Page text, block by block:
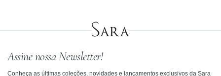
Assine nossa Newsletter!
Conheça as últimas coleções, novidades e lançamentos exclusivos da Sara